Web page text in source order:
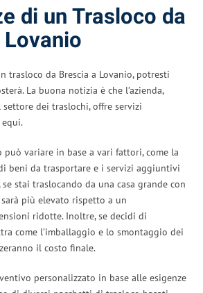
di un Trasloco da
trasloco da Brescia a Lovanio, potresti
La buona notizia è che l’azienda,
settore dei traslochi, offre servizi
variare in base a vari fattori, come la
beni da trasportare e i servizi aggiuntivi
se stai traslocando da una casa grande con
più elevato rispetto a un
ridotte. Inoltre, se decidi di
come l’imballaggio e lo smontaggio dei
il costo finale.
personalizzato in base alle esigenze